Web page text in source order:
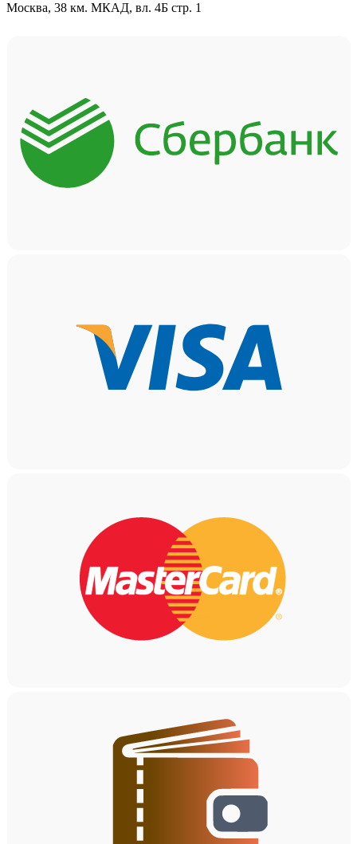
Москва, 38 км. МКАД, вл. 4Б стр. 1